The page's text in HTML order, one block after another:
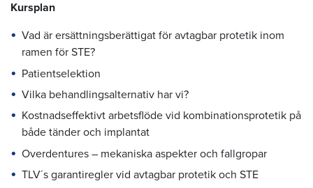
Kursplan
Vad är ersättningsberättigat för avtagbar protetik inom
ramen för STE?
Patientselektion
Vilka behandlingsalternativ har vi?
Kostnadseffektivt arbetsflöde vid kombinationsprotetik på
både tänder och implantat
Overdentures – mekaniska aspekter och fallgropar
TLV´s garantiregler vid avtagbar protetik och STE